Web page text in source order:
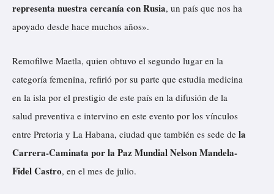
representa nuestra cercanía con Rusia, un país que nos ha
apoyado desde hace muchos años».
Remofilwe Maetla, quien obtuvo el segundo lugar en la
categoría femenina, refirió por su parte que estudia medicina
en la isla por el prestigio de este país en la difusión de la
salud preventiva e intervino en este evento por los vínculos
entre Pretoria y La Habana, ciudad que también es sede de la
Carrera-Caminata por la Paz Mundial Nelson Mandela-
Fidel Castro, en el mes de julio.